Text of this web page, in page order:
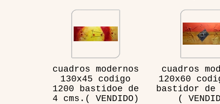
cuadros modernos
130x45 codigo
1200 bastidoe de
4 cms.( VENDIDO)
cuadros
120x60
bastidor de
(